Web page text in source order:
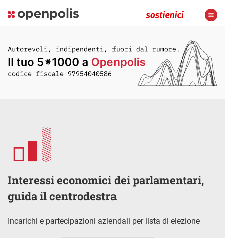
Interessi economici dei parlamentari,
guida il centrodestra
Incarichi e partecipazioni aziendali per lista di elezione